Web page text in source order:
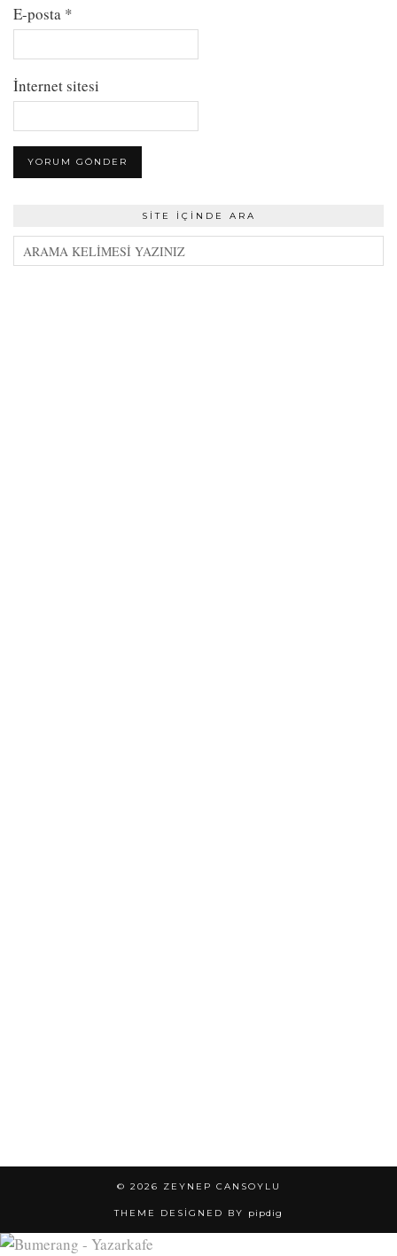
E-posta *
İnternet sitesi
SITE İÇINDE ARA
© 2026 ZEYNEP CANSOYLU
THEME DESIGNED BY pipdig